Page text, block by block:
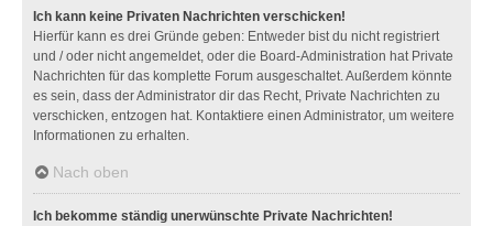
Ich kann keine Privaten Nachrichten verschicken!
Hierfür kann es drei Gründe geben: Entweder bist du nicht registriert
und / oder nicht angemeldet, oder die Board-Administration hat Private
Nachrichten für das komplette Forum ausgeschaltet. Außerdem könnte
es sein, dass der Administrator dir das Recht, Private Nachrichten zu
verschicken, entzogen hat. Kontaktiere einen Administrator, um weitere
Informationen zu erhalten.
Nach oben
Ich bekomme ständig unerwünschte Private Nachrichten!